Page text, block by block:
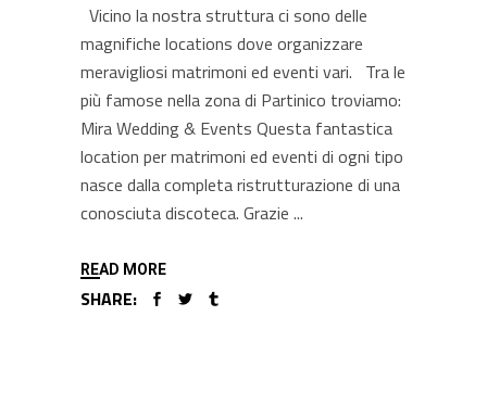
Vicino la nostra struttura ci sono delle
magnifiche locations dove organizzare
meravigliosi matrimoni ed eventi vari. Tra le
più famose nella zona di Partinico troviamo:
Mira Wedding & Events Questa fantastica
location per matrimoni ed eventi di ogni tipo
nasce dalla completa ristrutturazione di una
conosciuta discoteca. Grazie
READ MORE
SHARE: